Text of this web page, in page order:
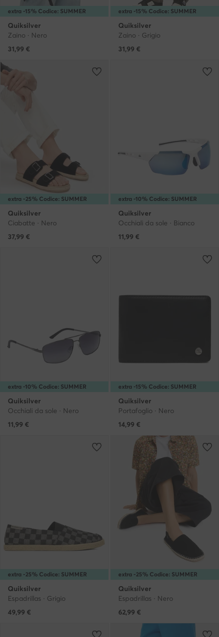
extra -15% Codice: SUMMER
Quiksilver
Zaino · Nero
31,99 €
extra -15% Codice: SUMMER
Quiksilver
Zaino · Grigio
31,99 €
extra -25% Codice: SUMMER
Quiksilver
Ciabatte · Nero
37,99 €
extra -10% Codice: SUMMER
Quiksilver
Occhiali da sole · Bianco
11,99 €
extra -10% Codice: SUMMER
Quiksilver
Occhiali da sole · Nero
11,99 €
extra -15% Codice: SUMMER
Quiksilver
Portafoglio · Nero
14,99 €
extra -25% Codice: SUMMER
Quiksilver
Espadrillas · Grigio
49,99 €
extra -25% Codice: SUMMER
Quiksilver
Espadrillas · Nero
62,99 €